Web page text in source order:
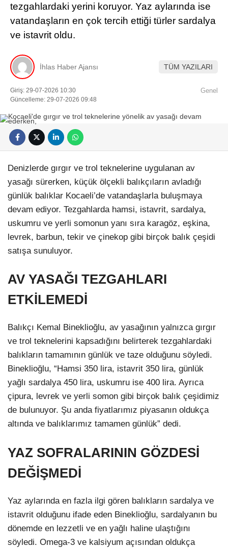
tezgahlardaki yerini koruyor. Yaz aylarında ise
vatandaşların en çok tercih ettiği türler sardalya
ve istavrit oldu.
İhlas Haber Ajansı TÜM YAZILARI
Giriş: 29-07-2026 10:30
Güncelleme: 29-07-2026 09:48
Genel
Denizlerde gırgır ve trol teknelerine uygulanan av
yasağı sürerken, küçük ölçekli balıkçıların avladığı
günlük balıklar Kocaeli’de vatandaşlarla buluşmaya
devam ediyor. Tezgahlarda hamsi, istavrit, sardalya,
uskumru ve yerli somonun yanı sıra karagöz, eşkina,
levrek, barbun, tekir ve çinekop gibi birçok balık çeşidi
satışa sunuluyor.
AV YASAĞI TEZGAHLARI
ETKİLEMEDİ
Balıkçı Kemal Bineklioğlu, av yasağının yalnızca gırgır
ve trol teknelerini kapsadığını belirterek tezgahlardaki
balıkların tamamının günlük ve taze olduğunu söyledi.
Bineklioğlu, “Hamsi 350 lira, istavrit 350 lira, günlük
yağlı sardalya 450 lira, uskumru ise 400 lira. Ayrıca
çipura, levrek ve yerli somon gibi birçok balık çeşidimiz
de bulunuyor. Şu anda fiyatlarımız piyasanın oldukça
altında ve balıklarımız tamamen günlük” dedi.
YAZ SOFRALARININ GÖZDESİ
DEĞİŞMEDİ
Yaz aylarında en fazla ilgi gören balıkların sardalya ve
istavrit olduğunu ifade eden Bineklioğlu, sardalyanın bu
dönemde en lezzetli ve en yağlı haline ulaştığını
söyledi. Omega-3 ve kalsiyum açısından oldukça